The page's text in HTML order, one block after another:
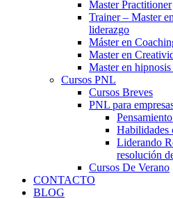
Master Practitioner
Trainer – Master
liderazgo
Máster en
Master en
Master en
Cursos PNL
Cursos Breves
PNL para
Habilidades
Liderando
resolución
Cursos De Verano
CONTACTO
BLOG